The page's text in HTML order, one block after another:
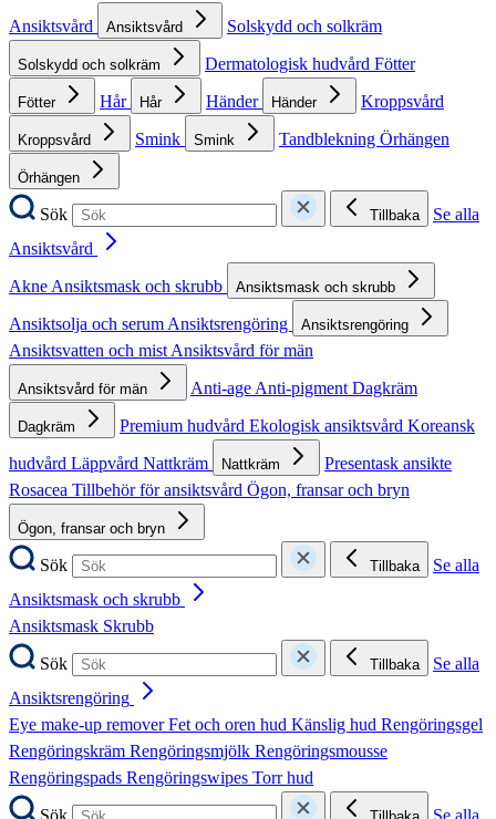
Ansiktsvård
Ansiktsvård Solskydd och solkräm
Solskydd och solkräm Dermatologisk hudvård Fötter
Fötter Hår Hår Händer Händer Kroppsvård
Kroppsvård Smink Smink Tandblekning Örhängen
Örhängen
Sök Tillbaka
Se alla
Ansiktsvård
AkneAnsiktsmask och skrubb Ansiktsmask och skrubb
Ansiktsolja och serumAnsiktsrengöring Ansiktsrengöring
Ansiktsvatten och mistAnsiktsvård för män
Ansiktsvård för män Anti-ageAnti-pigmentDagkräm
Dagkräm Premium hudvård Ekologisk ansiktsvård Koreansk
hudvård Läppvård Nattkräm Nattkräm
Presentask ansikte
Rosacea Tillbehör för ansiktsvård Ögon, fransar och bryn
Ögon, fransar och bryn
Sök Tillbaka
Se alla
Ansiktsmask och skrubb
Ansiktsmask Skrubb
Sök
Tillbaka
Se alla
Ansiktsrengöring
Eye make-up removerFet och oren hud Känslig hud Rengöringsgel
Rengöringskräm Rengöringsmjölk Rengöringsmousse
Rengöringspads Rengöringswipes Torr hud